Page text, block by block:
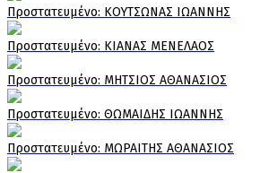
Πρoστατευμένο: ΚΟΥΤΣΩΝΑΣ ΙΩΑΝΝΗΣ
Πρoστατευμένο: ΚΙΑΝΑΣ ΜΕΝΕΛΑΟΣ
Πρoστατευμένο: ΜΗΤΣΙΟΣ ΑΘΑΝΑΣΙΟΣ
Πρoστατευμένο: ΘΩΜΑΙΔΗΣ ΙΩΑΝΝΗΣ
Πρoστατευμένο: ΜΩΡΑΙΤΗΣ ΑΘΑΝΑΣΙΟΣ